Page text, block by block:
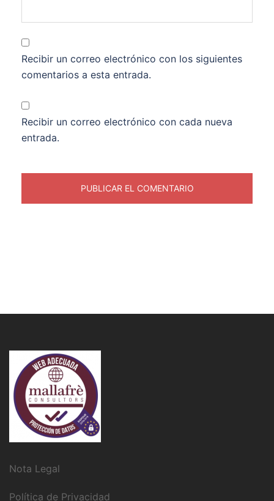
Recibir un correo electrónico con los siguientes
comentarios a esta entrada.
Recibir un correo electrónico con cada nueva
entrada.
Nota Legal
Política de Privacidad